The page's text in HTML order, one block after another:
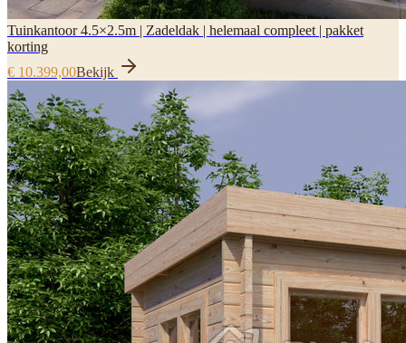
Tuinkantoor 4.5×2.5m | Zadeldak | helemaal compleet | pakket
korting
€ 10.399,00Bekijk